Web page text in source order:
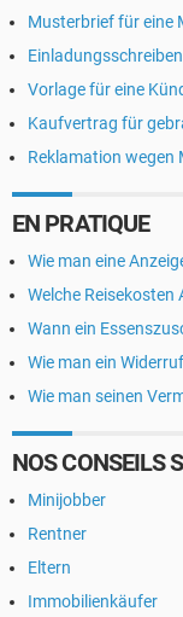
Musterbrief für eine
Vorlage für eine
Kaufvertrag für
Reklamation wegen
EN PRATIQUE
Wie man eine
Welche
Wann ein
Wie man ein
Wie man seinen
NOS CONSEILS
Minijobber
Rentner
Eltern
Immobilienkäufer